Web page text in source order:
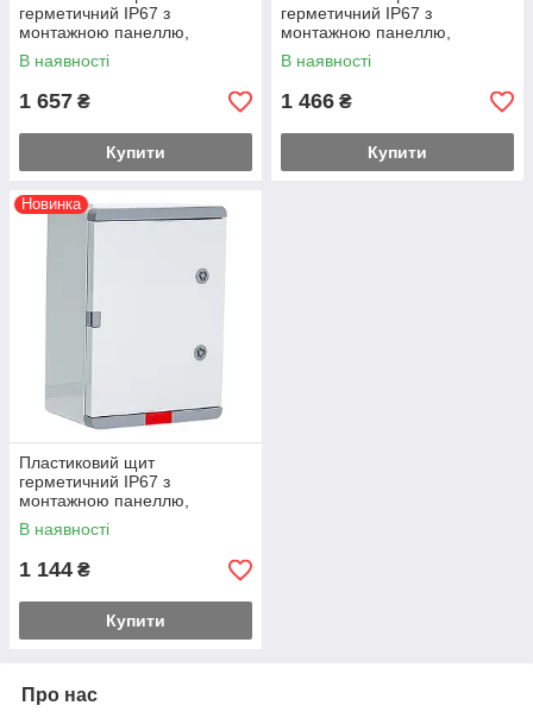
герметичний IP67 з
монтажною панеллю,
непрозорі
дверцята,300х400х170
В наявності
1 657 ₴
Купити
герметичний IP67 з
монтажною панеллю,
непрозорі дверцята, ,
250х350х150
В наявності
1 466 ₴
Купити
Новинка
Пластиковий щит
герметичний IP67 з
монтажною панеллю,
непрозорі дверцята,
200х300х130
В наявності
1 144 ₴
Купити
Про нас